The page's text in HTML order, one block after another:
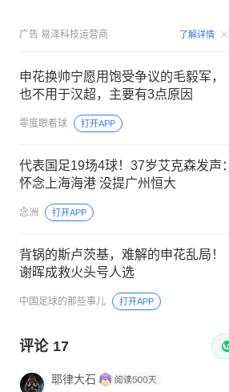
广告 易泽科技运营商 了解详情
申花换帅宁愿用饱受争议的毛毅军，
也不用于汉超，主要有3点原因
零度眼看球 打开APP
代表国足19场4球！37岁艾克森发声：
怀念上海海港 没提广州恒大
念洲 打开APP
背锅的斯卢茨基，难解的申花乱局！
谢晖成救火头号人选
中国足球的那些事儿 打开APP
评论 17
耶律大石